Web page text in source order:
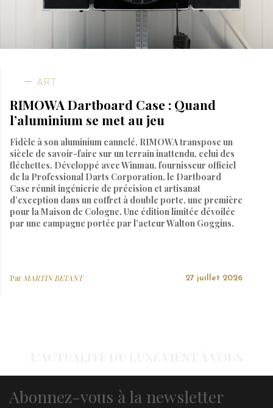
ART
RIMOWA Dartboard Case : Quand
l’aluminium se met au jeu
Fidèle à son aluminium cannelé, RIMOWA transpose un
siècle de savoir-faire sur un terrain inattendu, celui des
fléchettes. Développé avec Winmau, fournisseur officiel
de la Professional Darts Corporation, le Dartboard
Case réunit ingénierie de précision et artisanat
d’exception dans un coffret à double porte, une première
pour la Maison de Cologne. Une édition limitée dévoilée
par une campagne portée par l’acteur Walton Goggins.
Par MARTIN BETANT 27 juillet 2026
Abonnez-vous à la newsletter